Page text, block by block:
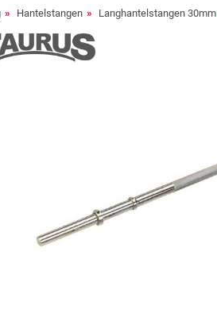
Hantelstangen Langhantelstangen 30mm